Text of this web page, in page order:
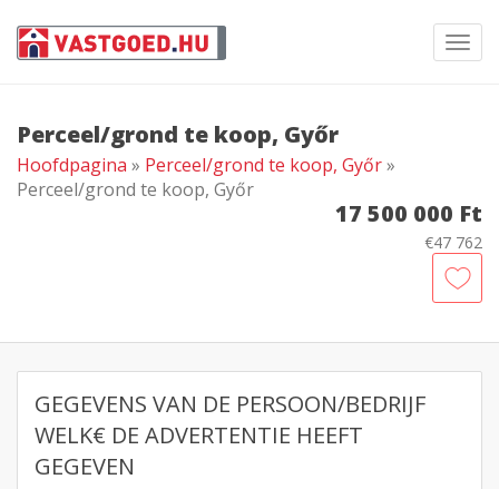
Perceel/grond te koop, Győr
Hoofdpagina » Perceel/grond te koop, Győr»
Perceel/grond te koop, Győr
17 500 000 Ft
€47 762
GEGEVENS VAN DE PERSOON/BEDRIJF
WELK€ DE ADVERTENTIE HEEFT
GEGEVEN